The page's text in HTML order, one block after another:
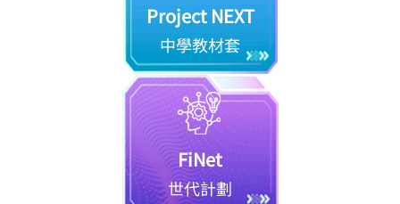
Project NEXT
中學教材套
FiNet
世代計劃